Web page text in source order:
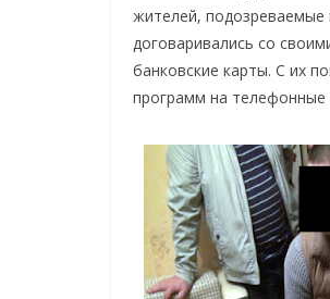
жителей, подозреваемые
договаривались со
банковские карты. С их
программ на телефонные